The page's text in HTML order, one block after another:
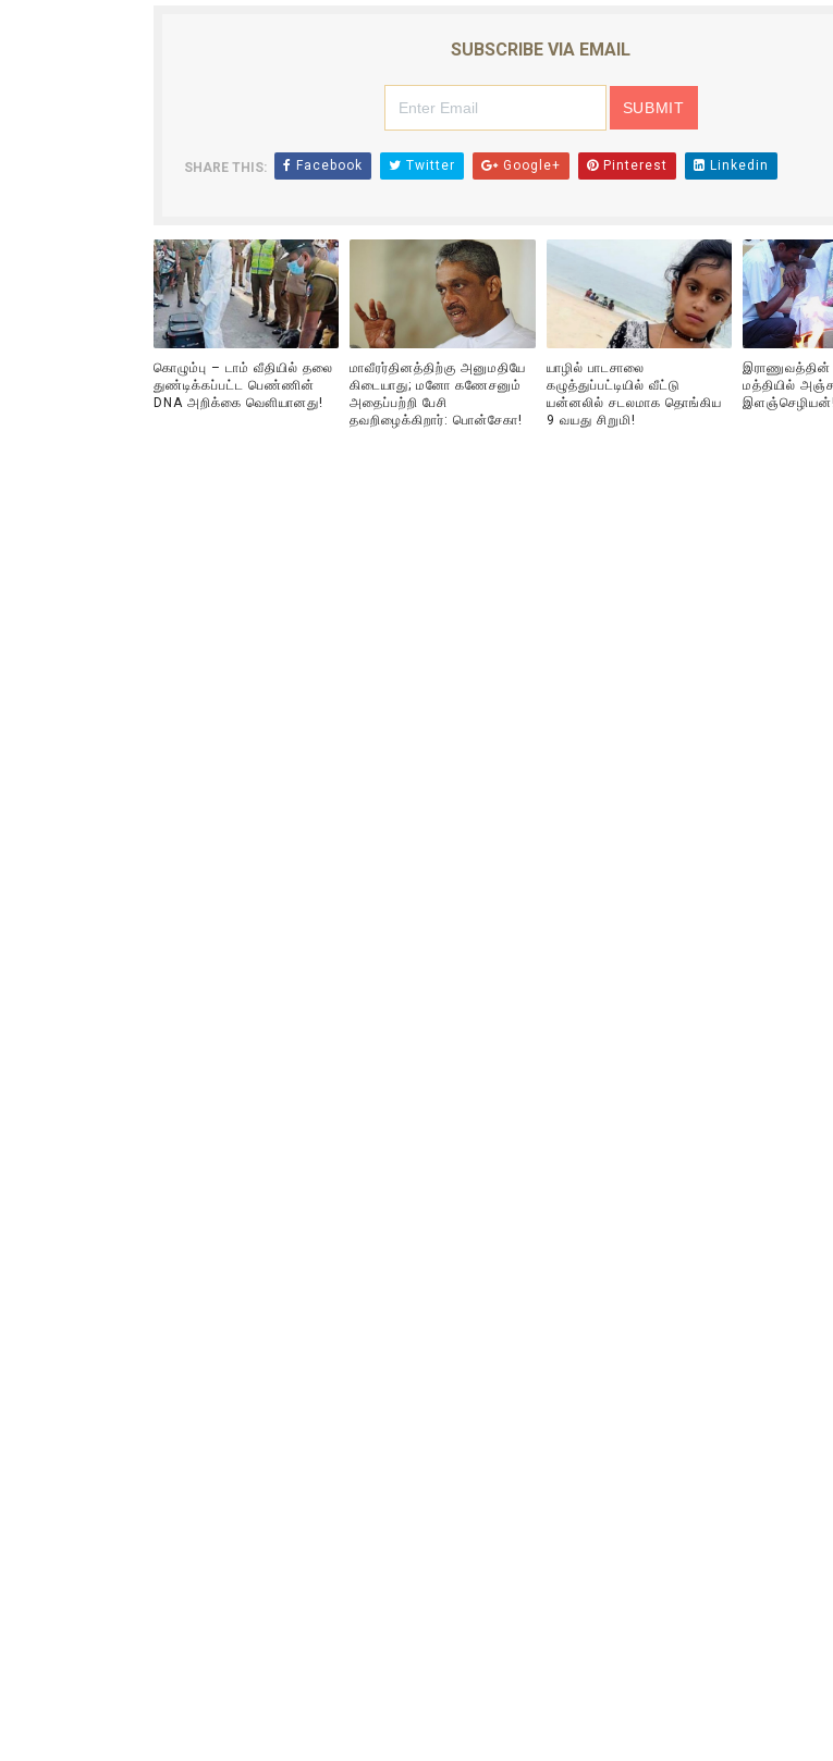
SUBSCRIBE VIA EMAIL
SHARE THIS: Facebook Twitter Google+ Pinterest Linkedin
கொழும்பு – டாம் வீதியில் தலை
துண்டிக்கப்பட்ட பெண்ணின்
DNA அறிக்கை வௌியானது!
மாவீரர்தினத்திற்கு அனுமதியே
கிடையாது; மனோ கணேசனும்
அதைப்பற்றி பேசி
தவறிழைக்கிறார்: பொன்சேகா!
யாழில் பாடசாலை
கழுத்துப்பட்டியில் வீட்டு
யன்னலில் சடலமாக தொங்கிய
9 வயது சிறுமி!
மத்தியில்
இளஞ்செழியன்!